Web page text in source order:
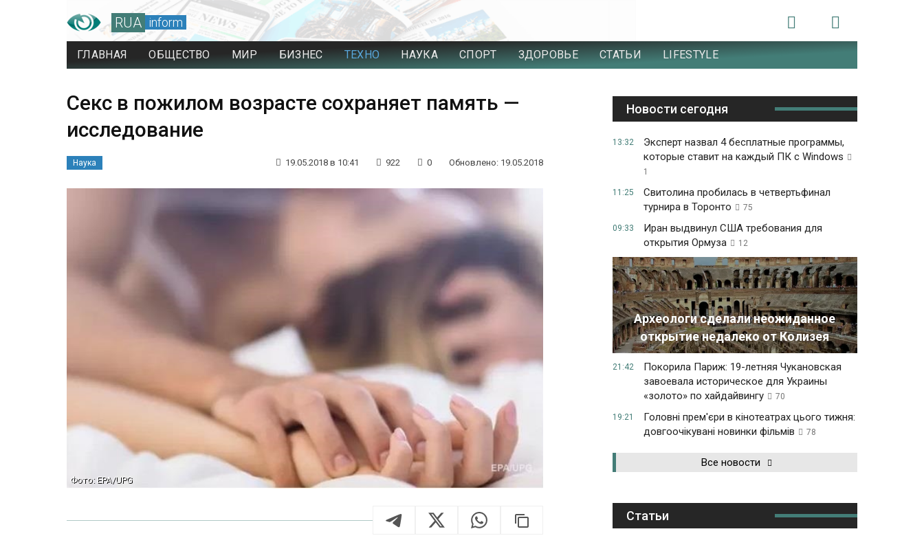
RUA inform
ГЛАВНАЯ ОБЩЕСТВО МИР БИЗНЕС ТЕХНО НАУКА СПОРТ ЗДОРОВЬЕ СТАТЬИ LIFESTYLE
Секс в пожилом возрасте сохраняет память —
исследование
Наука 19.05.2018 в 10:41 922 0 Обновлено: 19.05.2018
Фото: EPA/UPG
Новости сегодня
13:32
Эксперт назвал 4 бесплатные программы,
которые ставит на каждый ПК с Windows
1
11:25
Свитолина пробилась в четвертьфинал
турнира в Торонто
75
09:33
Иран выдвинул США требования для
открытия Ормуза
12
Археологи сделали неожиданное
открытие недалеко от Колизея
21:42
Покорила Париж: 19-летняя Чукановская
завоевала историческое для Украины
«золото» по хайдайвингу
70
19:21
Головні прем'єри в кінотеатрах цього тижня:
довгоочікувані новинки фільмів
78
Все новости
Статьи